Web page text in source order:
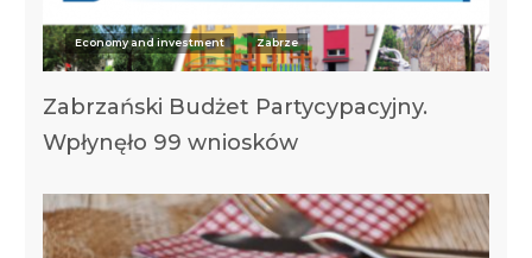
Economy and investment Zabrze
Zabrzański Budżet Partycypacyjny.
Wpłynęło 99 wniosków